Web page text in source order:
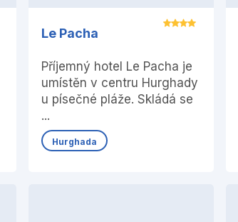
Le Pacha
Příjemný hotel Le Pacha je
umístěn v centru Hurghady
u písečné pláže. Skládá se
...
Hurghada